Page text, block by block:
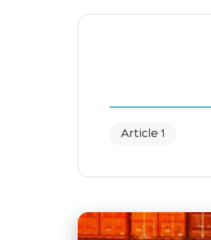
1 Article